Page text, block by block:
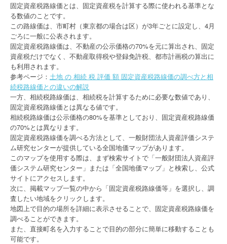
固定資産税路線価とは、固定資産税を計算する際に使われる基準とな
る数値のことです。
この路線価は、市町村（東京都の場合は区）が3年ごとに設定し、4月
ごろに一般に公表されます。
固定資産税路線価は、不動産の公示価格の70%を元に算出され、固定
資産税だけでなく、不動産取得税や登録免許税、都市計画税の算出に
も利用されます。
参考ページ： 土地 の 相続 税 評価 額 固定資産税路線価の調べ方と相
続税路線価との違いの解説
一方、相続税路線価は、相続税を計算するために必要な数値であり、
固定資産税路線価とは異なる値です。
相続税路線価は公示価格の80%を基準としており、固定資産税路線価
の70%とは異なります。
固定資産税路線価を調べる方法として、一般財団法人資産評価システ
ム研究センターが提供している全国地価マップがあります。
このマップを使用する際は、まず検索サイトで「一般財団法人資産評
価システム研究センター」または「全国地価マップ」と検索し、公式
サイトにアクセスします。
次に、掲載マップ一覧の中から「固定資産税路線価等」を選択し、調
査したい地域をクリックします。
地図上で目的の場所を詳細に表示させることで、固定資産税路線価を
調べることができます。
また、直接町名を入力することで目的の部分に簡単に移動することも
可能です。